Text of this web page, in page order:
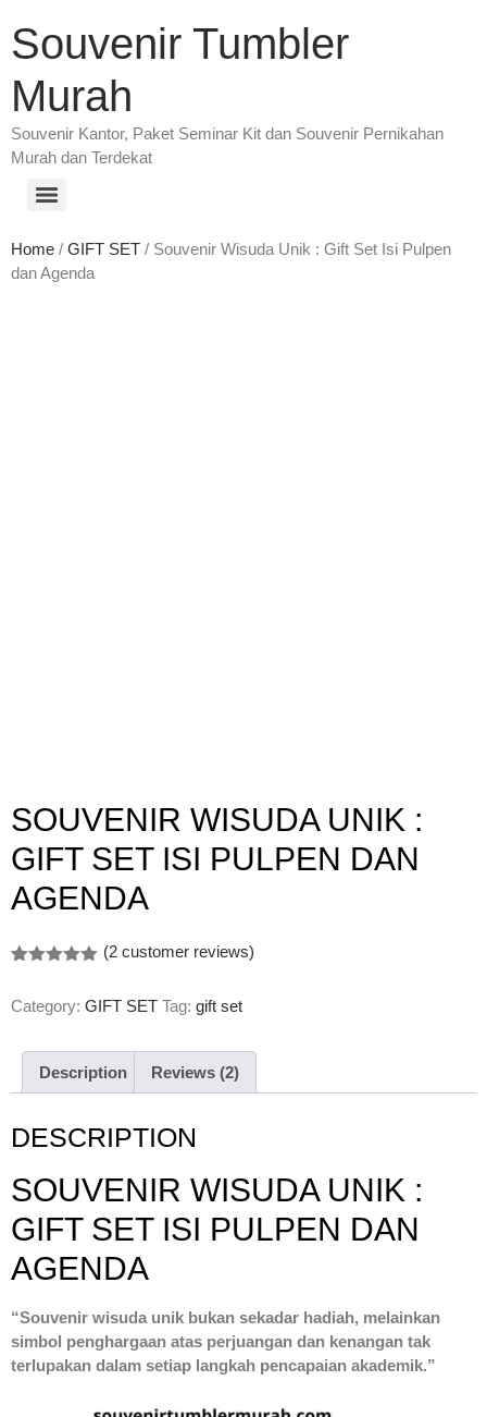
Souvenir Tumbler
Murah
Souvenir Kantor, Paket Seminar Kit dan Souvenir Pernikahan
Murah dan Terdekat
Home / GIFT SET / Souvenir Wisuda Unik : Gift Set Isi Pulpen
dan Agenda
SOUVENIR WISUDA UNIK :
GIFT SET ISI PULPEN DAN
AGENDA
based on
(2 customer reviews)
Category: GIFT SET Tag: gift set
Description Reviews (2)
DESCRIPTION
SOUVENIR WISUDA UNIK :
GIFT SET ISI PULPEN DAN
AGENDA
“Souvenir wisuda unik bukan sekadar hadiah, melainkan
simbol penghargaan atas perjuangan dan kenangan tak
terlupakan dalam setiap langkah pencapaian akademik.”